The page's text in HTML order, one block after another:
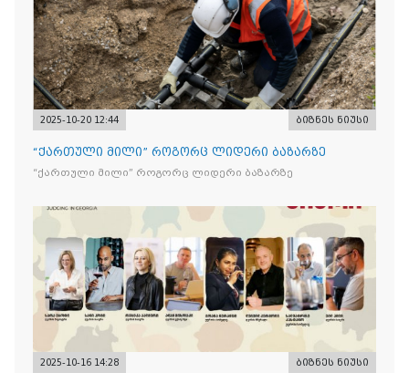
2025-10-20 12:44 ბიზნეს ნიუსი
“ქართული მილი” როგორც ლიდერი ბაზარზე
“ქართული მილი” როგორც ლიდერი ბაზარზე
2025-10-16 14:28 ბიზნეს ნიუსი